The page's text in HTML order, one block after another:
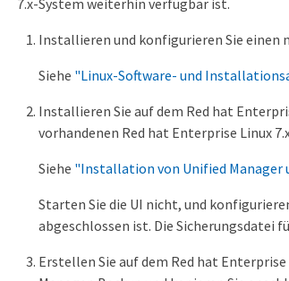
7.x-System weiterhin verfügbar ist.
Installieren und konfigurieren Sie einen
Siehe "Linux-Software- und
Installieren Sie auf dem Red hat
vorhandenen Red hat Enterprise Linux
Siehe "Installation von Unified Manager
Starten Sie die UI nicht, und
abgeschlossen ist. Die Sicherungsdatei
Erstellen Sie auf dem Red hat